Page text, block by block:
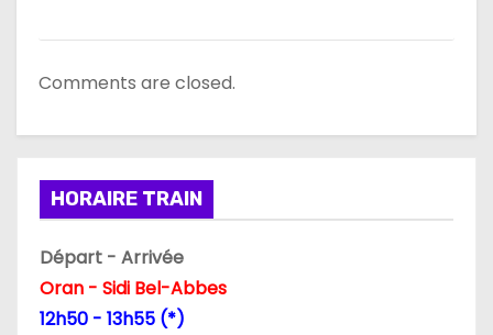
Comments are closed.
HORAIRE TRAIN
Départ - Arrivée
Oran - Sidi Bel-Abbes
12h50 - 13h55 (*)